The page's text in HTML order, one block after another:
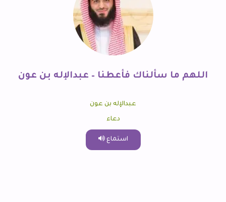
اللهم ما سألناك فأعطنا – عبدالإله بن عون
عبدالإله بن عون
دعاء
استماع